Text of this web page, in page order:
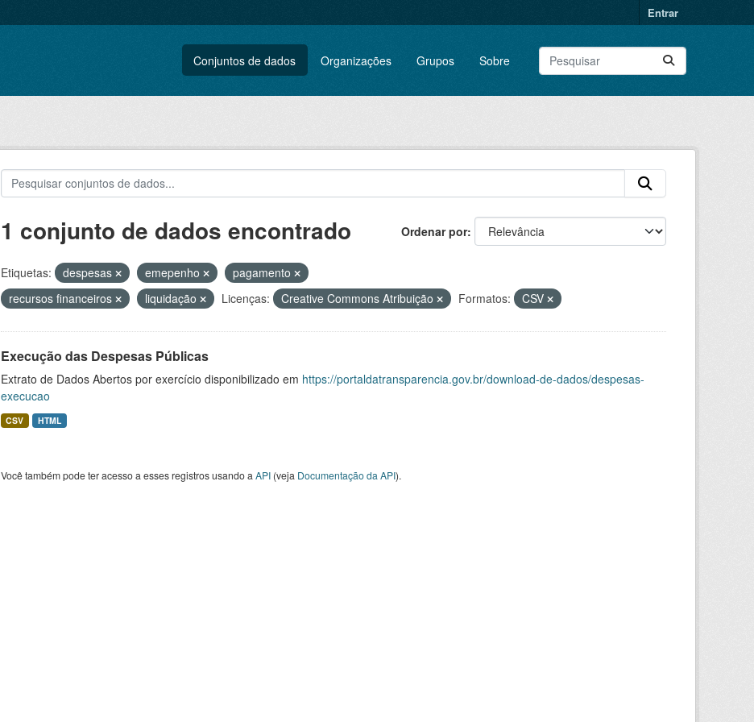
Entrar
Conjuntos de dados Organizações Grupos Sobre
Ordenar por
1 conjunto de dados encontrado
Etiquetas: despesas emepenho
pagamento
recursos financeiros
liquidação Licenças: Creative Commons Atribuição Formatos: CSV
Execução das Despesas Públicas
Extrato de Dados Abertos por exercício disponibilizado em https://portaldatransparencia.gov.br/download-de-dados/despesas-
execucao
CSV HTML
Você também pode ter acesso a esses registros usando a API(veja Documentação da API).